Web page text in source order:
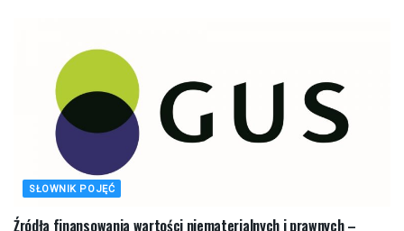
SŁOWNIK POJĘĆ
Źródła finansowania wartości niematerialnych i prawnych –